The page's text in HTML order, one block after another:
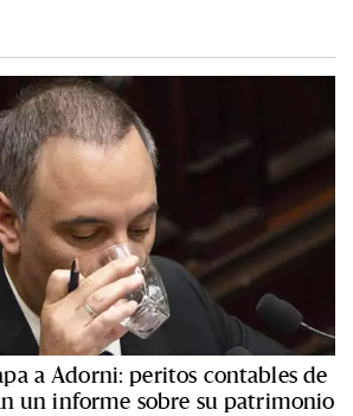
a Adorni: peritos contables de
un informe sobre su patrimonio